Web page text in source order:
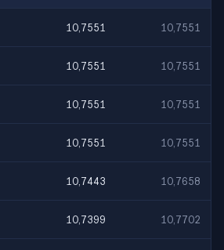
10,7551 10,7551
10,7551 10,7551
10,7551 10,7551
10,7551 10,7551
10,7443 10,7658
10,7399 10,7702